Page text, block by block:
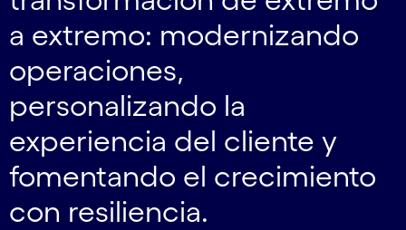
a extremo: modernizando
operaciones,
personalizando la
experiencia del cliente y
fomentando el crecimiento
con resiliencia.